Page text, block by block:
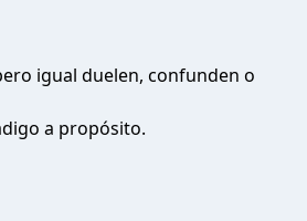
igual duelen, confunden o
a propósito.